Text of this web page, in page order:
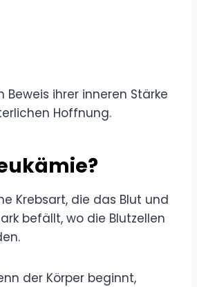
Beweis ihrer inneren Stärke
Hoffnung.
Krebsart, die das Blut und
befällt, wo die Blutzellen
der Körper beginnt,